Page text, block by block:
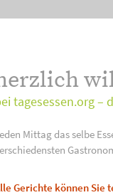
tagesessen.org –
Mittag das selbe
Gerichte können Sie